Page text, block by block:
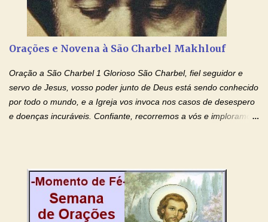
Glória… Amável protetor meu, o estudo geralmente é difícil, duro
e entediante para mim. Tu podes deixar tudo isso mais fácil e
agradável. Espera somente meu chamado. Eu te prometo um
esforço maior em meus estudos e uma vida mais digna de tua
santidade. Glória… Deus, que quiseste atrair tudo a teu unigênito
Filho, que foi crucificado, permite que, pelos méritos e exemplos
de te...
Orações e Novena à São Charbel Makhlouf
Oração a São Charbel 1 Glorioso São Charbel, fiel seguidor e
servo de Jesus, vosso poder junto de Deus está sendo conhecido
por todo o mundo, e a Igreja vos invoca nos casos de desespero
e doenças incuráveis. Confiante, recorremos a vós e imploramos
Queremos sempre lembrar-nos deste favor, da vossa intercessão
e invocar-vos como nosso patrono, para maior glória de Deus e o
bem de nossas almas. São Charbel! Rogai por Nós e por todos
aqueles que invocam o vosso nome e auxílio. Amén. Oração 2 Ó